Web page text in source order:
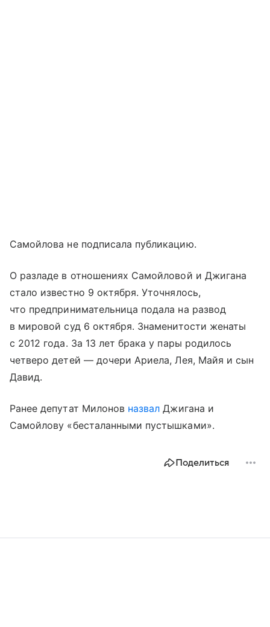
Самойлова не подписала публикацию.
О разладе в отношениях Самойловой и Джигана
стало известно 9 октября. Уточнялось,
что предпринимательница подала на развод
в мировой суд 6 октября. Знаменитости женаты
с 2012 года. За 13 лет брака у пары родилось
четверо детей — дочери Ариела, Лея, Майя и сын
Давид.
Ранее депутат Милонов назвал Джигана и
Самойлову «бесталанными пустышками».
Поделиться